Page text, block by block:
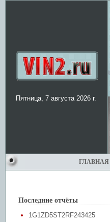
Пятница, 7 августа 2026 г.
ГЛАВНАЯ
Последние отчёты
1G1ZD5ST2RF243425